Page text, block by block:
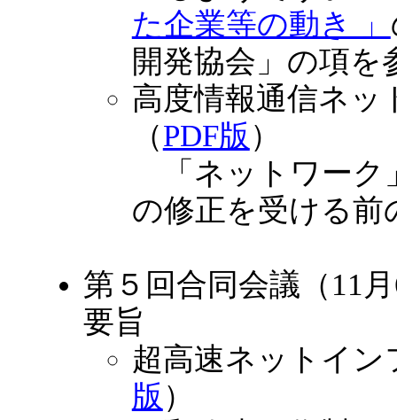
た企業等の動き 」
開発協会」の項を
高度情報通信ネ
（PDF版 ）
「ネットワーク
の修正を受ける前
第５回合同会議（
要旨
超高速ネットイ
版 ）